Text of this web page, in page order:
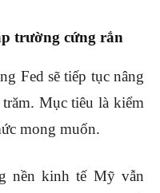
trường cứng rắn
Fed sẽ tiếp tục nâng
Mục tiêu là kiểm
mong muốn.
nền kinh tế Mỹ vẫn